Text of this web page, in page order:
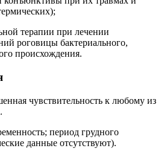
терапии при лечении
роговицы бактериального,
происхождения.
чувствительность к любому из
период грудного
данные отсутствуют).